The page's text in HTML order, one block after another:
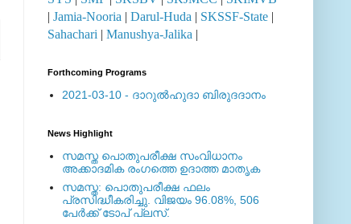
| Jamia-Nooria | Darul-Huda | SKSSF-State |
Sahachari | Manushya-Jalika |
Forthcoming Programs
2021-03-10 - ദാറുല്‍ഹുദാ ബിരുദദാനം
News Highlight
സമസ്ത പൊതുപരീക്ഷ സംവിധാനം
അക്കാദമിക രംഗത്തെ ഉദാത്ത മാതൃക
സമസ്ത: പൊതുപരീക്ഷ ഫലം
പ്രസിദ്ധീകരിച്ചു. വിജയം 96.08%, 506
പേര്‍ക്ക് ടോപ് പ്ലസ്.